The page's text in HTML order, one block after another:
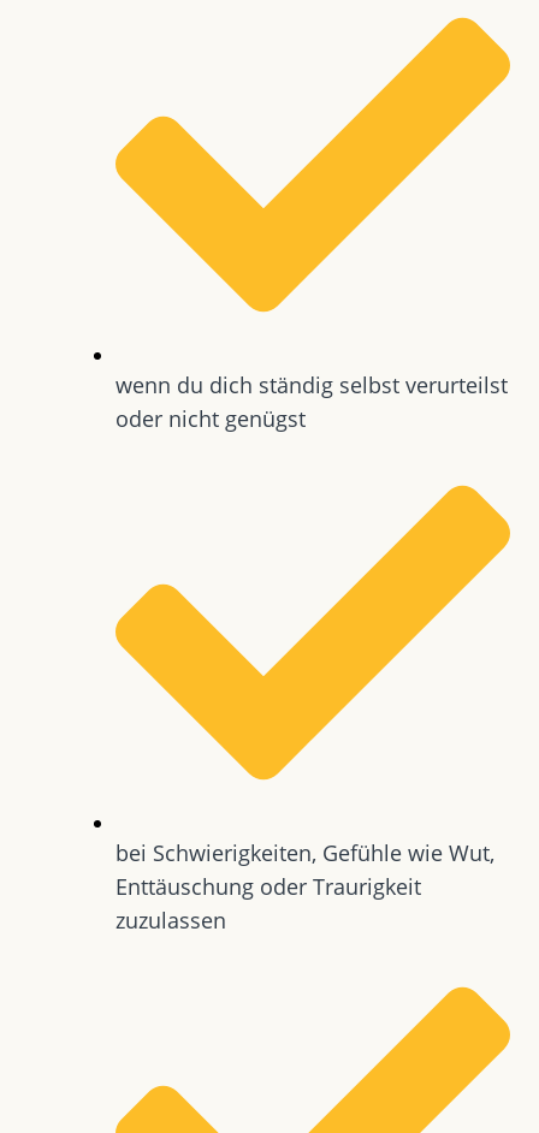
wenn du dich ständig selbst verurteilst
oder nicht genügst
bei Schwierigkeiten, Gefühle wie Wut,
Enttäuschung oder Traurigkeit
zuzulassen